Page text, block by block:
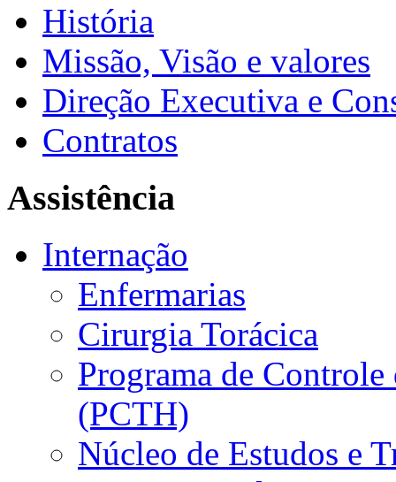
História
Missão, Visão e valores
Direção Executiva e
Contratos
Assistência
Internação
Enfermarias
Cirurgia Torácica
Programa de
(PCTH)
Núcleo de Estudos e